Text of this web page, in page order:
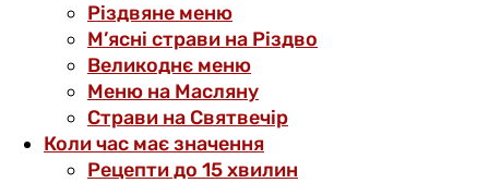
Різдвяне меню
М’ясні страви на Різдво
Великоднє меню
Меню на Масляну
Страви на Святвечір
Коли час має значення
Рецепти до 15 хвилин